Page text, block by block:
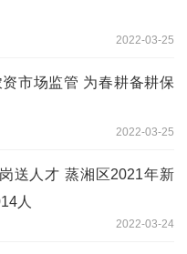
2022-03-25
市场监管 为春耕备耕保
2022-03-25
送人才 蒸湘区2021年新
人
2022-03-24